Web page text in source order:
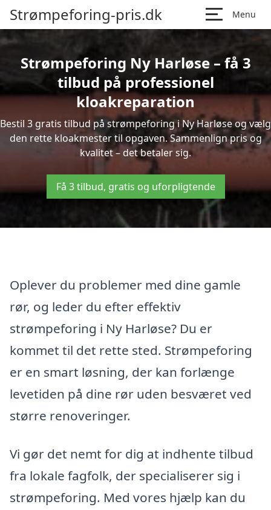
Strømpeforing-pris.dk Menu
Strømpeforing Ny Harløse – få 3
tilbud på professionel
kloakreparation
Bestil 3 gratis tilbud på strømpeforing i Ny Harløse og vælg
den rette kloakmester til opgaven. Sammenlign pris og
kvalitet – det betaler sig.
Få 3 tilbud, gratis og uforpligtende
Oplever du problemer med dine gamle
rør, og leder du efter effektiv
strømpeforing i Ny Harløse? Du er
kommet til det rette sted. Strømpeforing
er en smart løsning, der kan forlænge
levetiden på dine rør uden besværet ved
større renoveringer.
Vi gør det nemt for dig at indhente tilbud
fra lokale fagfolk, der specialiserer sig i
strømpeforing. Med vores hjælp kan du